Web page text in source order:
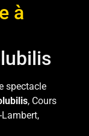
à
spectacle
, Cours